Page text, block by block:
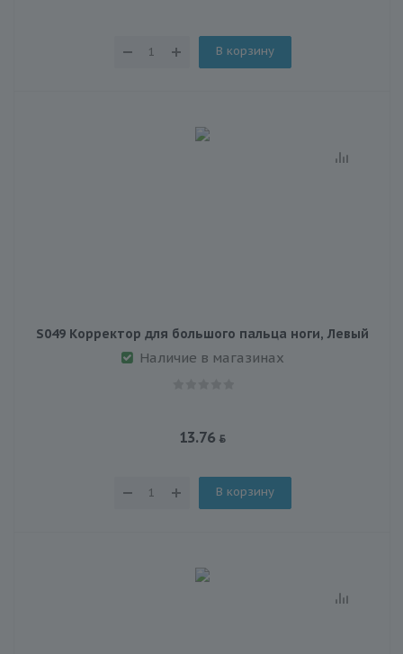
В корзину
S049 Корректор для большого пальца ноги, Левый
Наличие в магазинах
13.76
В корзину